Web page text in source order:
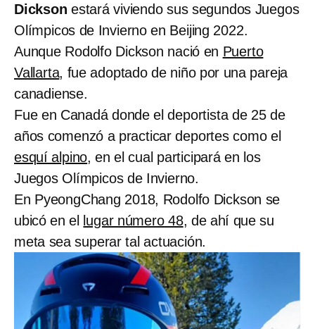
Dickson estará viviendo sus segundos Juegos
Olímpicos de Invierno en Beijing 2022.
Aunque Rodolfo Dickson nació en Puerto
Vallarta, fue adoptado de niño por una pareja
canadiense.
Fue en Canadá donde el deportista de 25 de
años comenzó a practicar deportes como el
esquí alpino, en el cual participará en los
Juegos Olímpicos de Invierno.
En PyeongChang 2018, Rodolfo Dickson se
ubicó en el lugar número 48, de ahí que su
meta sea superar tal actuación.